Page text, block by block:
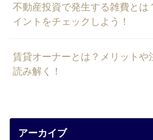
不動産投資で発生する雑費とは
イントをチェックしよう！
賃貸オーナーとは？メリットや
読み解く！
アーカイブ